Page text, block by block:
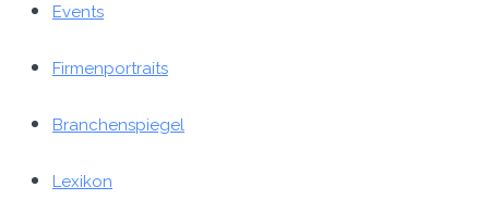
Events
Firmenportraits
Branchenspiegel
Lexikon